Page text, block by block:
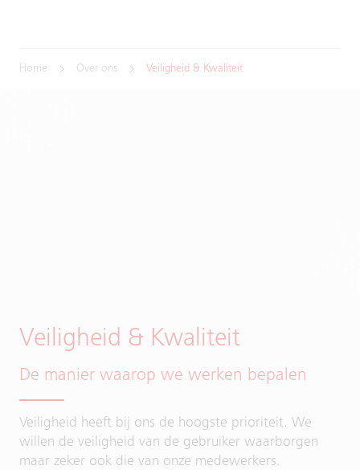
Home Over ons Veiligheid & Kwaliteit
Veiligheid & Kwaliteit
De manier waarop we werken bepalen
Veiligheid heeft bij ons de hoogste prioriteit. We
willen de veiligheid van de gebruiker waarborgen
maar zeker ook die van onze medewerkers.